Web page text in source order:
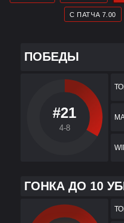
С ПАТЧА 7.00
#21
4-8
ПОБЕДЫ
ГОНКА ДО 10